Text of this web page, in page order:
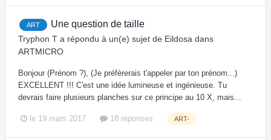
ART Une question de taille
Tryphon T a répondu à un(e) sujet de Eildosa dans
ARTMICRO
Bonjour (Prénom ?), (Je préfèrerais t'appeler par ton prénom...)
EXCELLENT !!! C'est une idée lumineuse et ingénieuse. Tu
devrais faire plusieurs planches sur ce principe au 10 X, mais...
le 19 mars 2017 18 réponses ART-